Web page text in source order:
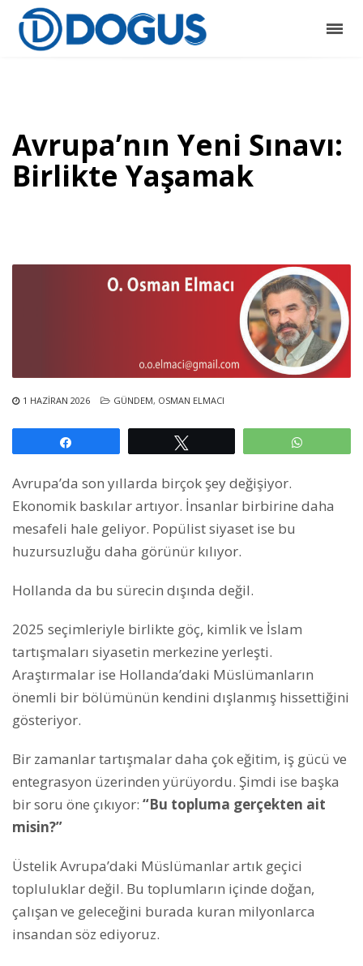
Avrupa’nın Yeni Sınavı:
Birlikte Yaşamak
1 HAZIRAN 2026 GÜNDEM, OSMAN ELMACI
Avrupa’da son yıllarda birçok şey değişiyor.
Ekonomik baskılar artıyor. İnsanlar birbirine daha
mesafeli hale geliyor. Popülist siyaset ise bu
huzursuzluğu daha görünür kılıyor.
Hollanda da bu sürecin dışında değil.
2025 seçimleriyle birlikte göç, kimlik ve İslam
tartışmaları siyasetin merkezine yerleşti.
Araştırmalar ise Hollanda’daki Müslümanların
önemli bir bölümünün kendini dışlanmış hissettiğini
gösteriyor.
Bir zamanlar tartışmalar daha çok eğitim, iş gücü ve
entegrasyon üzerinden yürüyordu. Şimdi ise başka
bir soru öne çıkıyor: “Bu topluma gerçekten ait
misin?”
Üstelik Avrupa’daki Müslümanlar artık geçici
topluluklar değil. Bu toplumların içinde doğan,
çalışan ve geleceğini burada kuran milyonlarca
insandan söz ediyoruz.